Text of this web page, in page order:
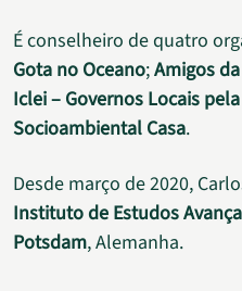
É conselheiro de quatro
Gota no Oceano;Amigos
Iclei – Governos Locais
Socioambiental Casa.
Desde março de 2020,
Instituto de Estudos
Potsdam, Alemanha.